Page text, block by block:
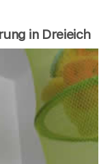
in Dreieich